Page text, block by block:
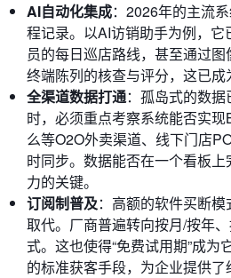
AI自动化集成：2026年的主流
程记录。以AI访销助手为例，
员的每日巡店路线，甚至通过
终端陈列的核查与评分，这已成
全渠道数据打通：孤岛式的数
时，必须重点考察系统能否实
么等O2O外卖渠道、线下门店
时同步。数据能否在一个看板
力的关键。
订阅制普及：高额的软件买断
取代。厂商普遍转向按月/按年
式。这也使得“免费试用期”成为
的标准获客手段，为企业提供了